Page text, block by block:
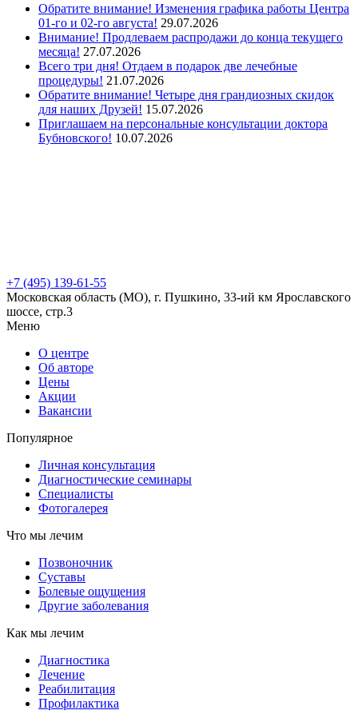
Обратите внимание! Изменения графика работы Центра
01-го и 02-го августа! 29.07.2026
Внимание! Продлеваем распродажи до конца текущего
месяца! 27.07.2026
Всего три дня! Отдаем в подарок две лечебные
процедуры! 21.07.2026
Обратите внимание! Четыре дня грандиозных скидок
для наших Друзей! 15.07.2026
Приглашаем на персональные консультации доктора
Бубновского! 10.07.2026
+7 (495) 139-61-55
Московская область (МО), г. Пушкино, 33-ий км Ярославского
шоссе, стр.3
Меню
О центре
Об авторе
Цены
Акции
Вакансии
Популярное
Личная консультация
Диагностические семинары
Специалисты
Фотогалерея
Что мы лечим
Позвоночник
Суставы
Болевые ощущения
Другие заболевания
Как мы лечим
Диагностика
Лечение
Реабилитация
Профилактика